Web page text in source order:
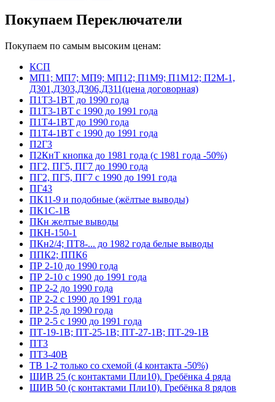
Покупаем Переключатели
Покупаем по самым высоким ценам:
КСП
МП1; МП7; МП9; МП12; П1М9; П1М12; П2М-1,
Д301,Д303,Д306,Д311(цена договорная)
П1Т3-1ВТ до 1990 года
П1Т3-1ВТ с 1990 до 1991 года
П1Т4-1ВТ до 1990 года
П1Т4-1ВТ с 1990 до 1991 года
П2Г3
П2КнТ кнопка до 1981 года (с 1981 года -50%)
ПГ2, ПГ5, ПГ7 до 1990 года
ПГ2, ПГ5, ПГ7 с 1990 до 1991 года
ПГ43
ПК11-9 и подобные (жёлтые выводы)
ПК1С-1В
ПКн желтые выводы
ПКН-150-1
ПКн2/4; ПТ8-... до 1982 года белые выводы
ППК2; ППК6
ПР 2-10 до 1990 года
ПР 2-10 с 1990 до 1991 года
ПР 2-2 до 1990 года
ПР 2-2 с 1990 до 1991 года
ПР 2-5 до 1990 года
ПР 2-5 с 1990 до 1991 года
ПТ-19-1В; ПТ-25-1В; ПТ-27-1В; ПТ-29-1В
ПТ3
ПТ3-40В
ТВ 1-2 только со схемой (4 контакта -50%)
ШИВ 25 (с контактами Пли10). Гребёнка 4 ряда
ШИВ 50 (с контактами Пли10). Гребёнка 8 рядов